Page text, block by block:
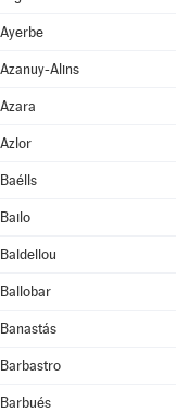
Ayerbe
Azanuy-Alins
Azara
Azlor
Baélls
Bailo
Baldellou
Ballobar
Banastás
Barbastro
Barbués